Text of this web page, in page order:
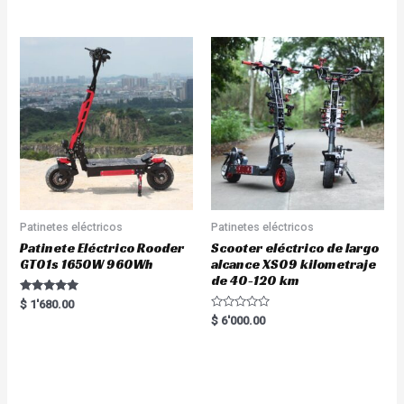
Patinetes eléctricos
Patinete Eléctrico Rooder
GT01s 1650W 960Wh
Rated
5.00
$ 1'680.00
Patinetes eléctricos
Scooter eléctrico de largo
alcance XS09 kilometraje
de 40-120 km
R
a
$ 6'000.00